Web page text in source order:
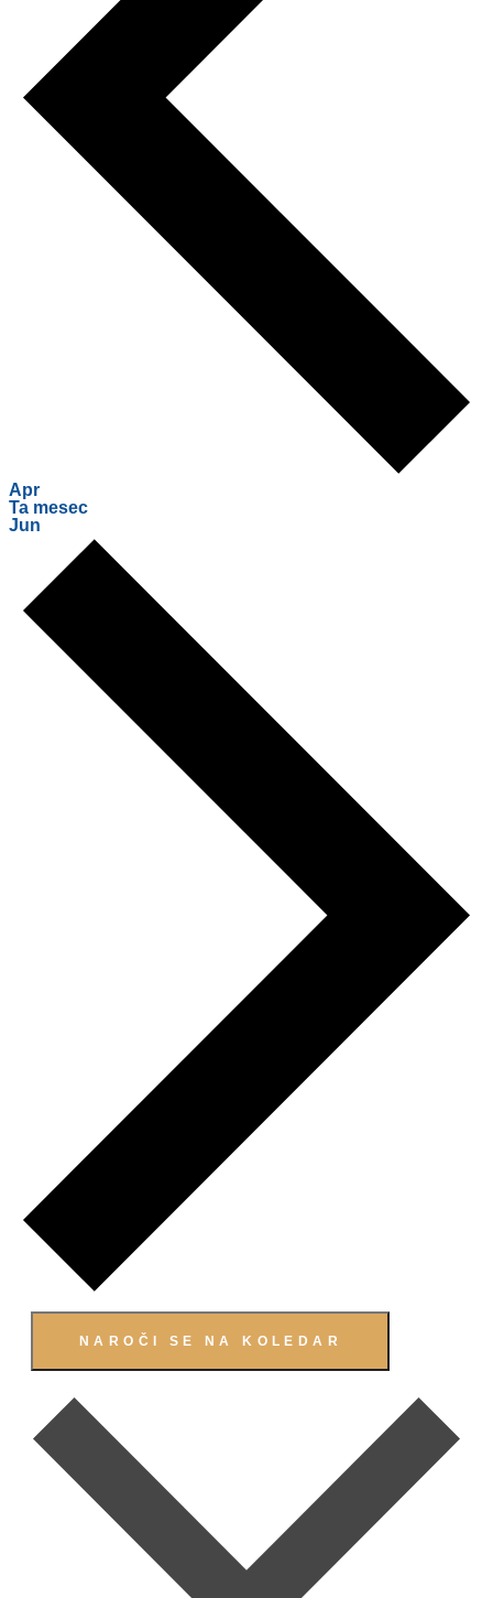
Apr
Ta mesec
Jun
NAROČI SE NA KOLEDAR